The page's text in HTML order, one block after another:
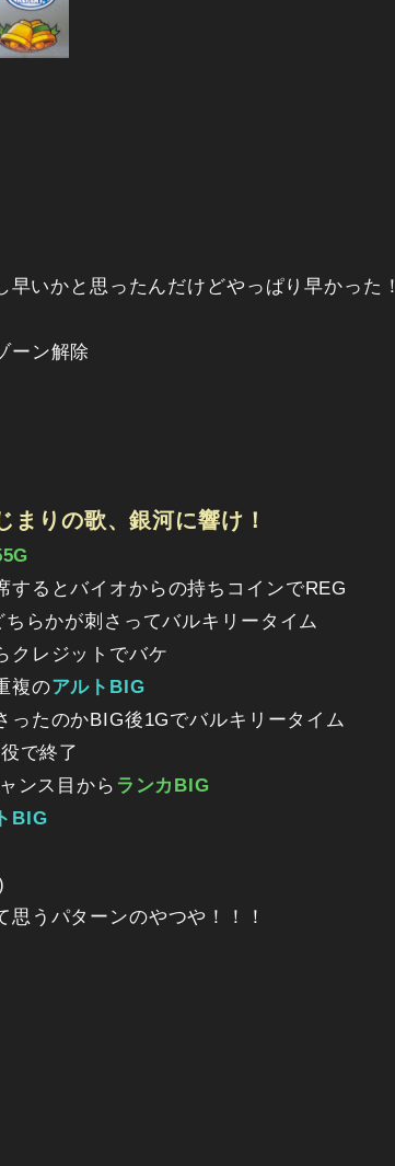
いかと思ったんだけどやっぱり早かった！
ーン解除
まりの歌、銀河に響け！
するとバイオからの持ちコインでREG
らかが刺さってバルキリータイム
クレジットでバケ
複のアルトBIG
ったのかBIG後1Gでバルキリータイム
で終了
ンス目から ランカBIG
BIG
うパターンのやつや！！！